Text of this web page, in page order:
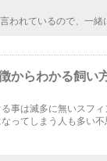
われているので、一
からわかる飼い
事は滅多に無いスフ
ってしまう人も多い